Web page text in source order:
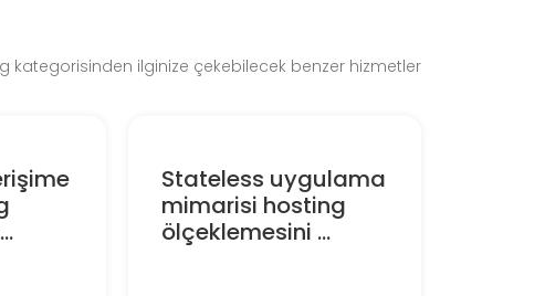
kategorisinden ilginize çekebilecek benzer hizmetler
Stateless uygulama
mimarisi hosting
ölçeklemesini ...